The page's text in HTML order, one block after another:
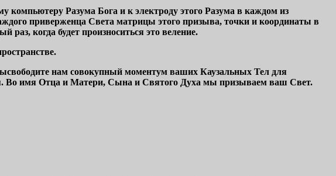
Разума Бога и к электроду этого Разума в каждом из
приверженца Света матрицы этого призыва, точки и координаты в
когда будет произноситься это веление.
нам совокупный моментум ваших Каузальных Тел для
Во имя Отца и Матери, Сына и Святого Духа мы призываем ваш Свет.